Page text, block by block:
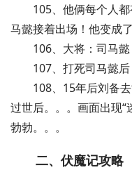
105、他俩每个人
马懿接着出场！他变成
106、大将：司马
107、打死司马懿后
108、15年后刘备
过世后。。。画面出现
勃勃。。。
二、伏魔记攻略